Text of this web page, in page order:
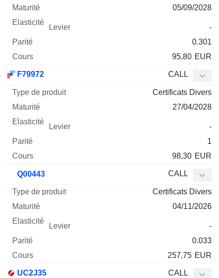
05/09/2028
-
0.301
95,80 EUR
F79972 CALL
Certificats Divers
27/04/2028
-
1
98,30 EUR
Q00443 CALL
Certificats Divers
04/11/2026
-
0.033
257,75 EUR
UC2J35 CALL